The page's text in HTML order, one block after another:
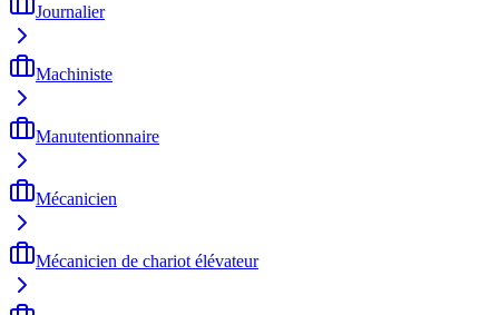
Journalier
Machiniste
Manutentionnaire
Mécanicien
Mécanicien de chariot élévateur